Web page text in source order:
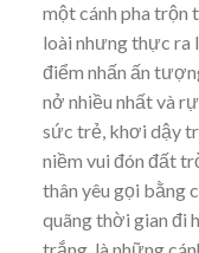
một cánh pha trộn
loài nhưng thực ra
điểm nhấn ấn
nở nhiều nhất và
sức trẻ, khơi dậy
niềm vui đón đất
thân yêu gọi bằng
quãng thời gian đi